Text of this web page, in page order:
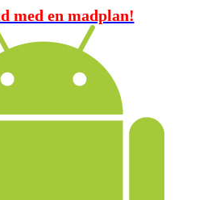
med en madplan!